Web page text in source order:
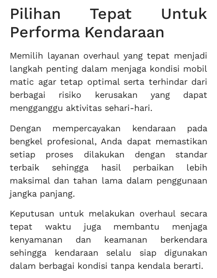
Pilihan Tepat Untuk
Performa Kendaraan
Memilih layanan overhaul yang tepat menjadi
langkah penting dalam menjaga kondisi mobil
matic agar tetap optimal serta terhindar dari
berbagai risiko kerusakan yang dapat
mengganggu aktivitas sehari-hari.
Dengan mempercayakan kendaraan pada
bengkel profesional, Anda dapat memastikan
setiap proses dilakukan dengan standar
terbaik sehingga hasil perbaikan lebih
maksimal dan tahan lama dalam penggunaan
jangka panjang.
Keputusan untuk melakukan overhaul secara
tepat waktu juga membantu menjaga
kenyamanan dan keamanan berkendara
sehingga kendaraan selalu siap digunakan
dalam berbagai kondisi tanpa kendala berarti.